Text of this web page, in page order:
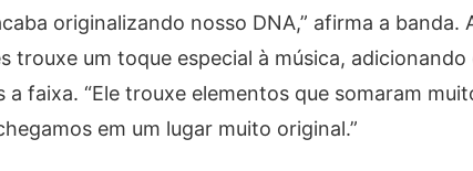
originalizando nosso DNA,” afirma a banda.
trouxe um toque especial à música, adicionando
faixa. “Ele trouxe elementos que somaram
em um lugar muito original.”